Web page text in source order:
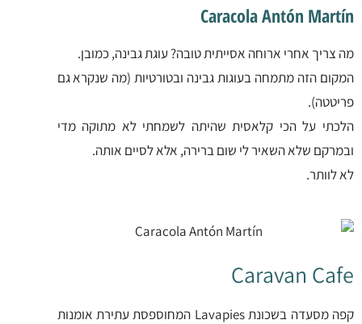
Caracola Antón Martín
מה צריך אחרי ארוחה אסייתית טובה? עוגת גבינה, כמובן.
המקום הזה מתמחה בעוגות גבינה ובטורטיות (מה שנקרא גם
פריטטה).
הלכתי על הכי קלאסית שהיתה לשמחתי לא מתוקה מדי
ובמרקם שלא השאיר לי שום ברירה, אלא לסיים אותה.
לא לוותר.
Caravan Cafe
קפה מסעדה בשכונת Lavapies המחוספסת עתירת אומנות